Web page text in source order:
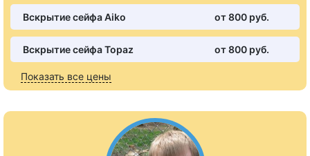
Вскрытие сейфа Aiko от 800 pуб.
Вскрытие сейфа Topaz от 800 pуб.
Показать все цены